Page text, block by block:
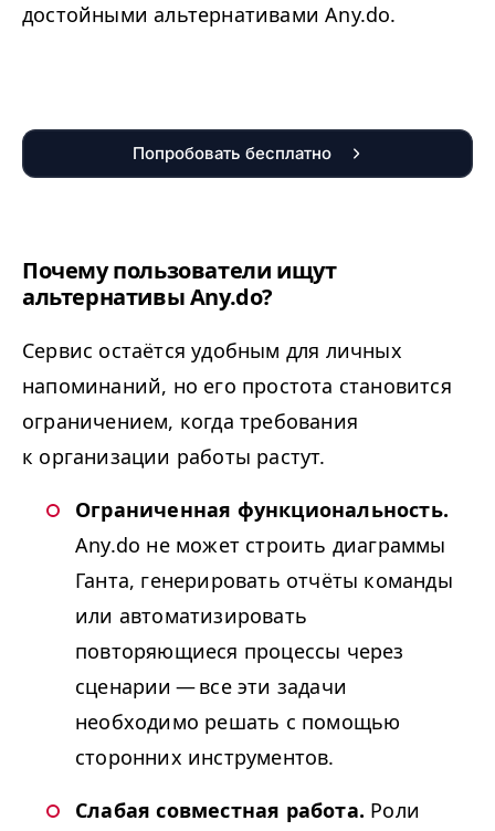
достойными альтернативами Any​.do.
Попробовать бесплатно
Почему пользователи ищут
альтернативы Any​.do?
Сервис остаётся удобным для личных
напоминаний, но его простота становится
ограничением, когда требования
к организации работы растут.
Ограниченная функциональность.
Any​.do не может строить диаграммы
Ганта, генерировать отчёты команды
или автоматизировать
повторяющиеся процессы через
сценарии — все эти задачи
необходимо решать с помощью
сторонних инструментов.
Слабая совместная работа. Роли